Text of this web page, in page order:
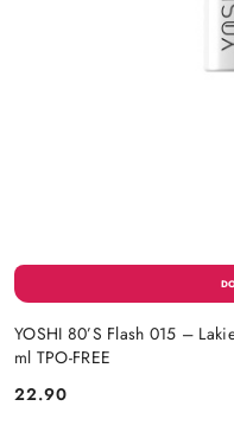
YOSHI 80’S Flash 015 –
ml TPO-FREE
Cena:
22.90